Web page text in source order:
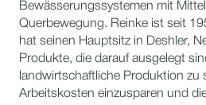
Bewässerungssystemen mit
Querbewegung. Reinke ist seit
hat seinen Hauptsitz in Deshler,
Produkte, die darauf ausgelegt
landwirtschaftliche Produktion zu
Arbeitskosten einzusparen und